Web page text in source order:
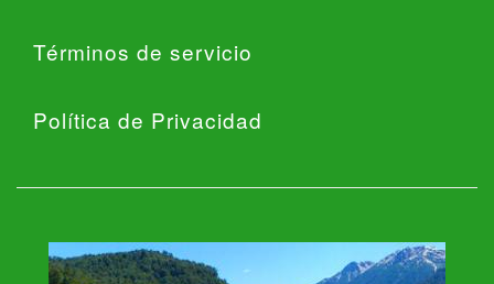
Términos de servicio
Política de Privacidad